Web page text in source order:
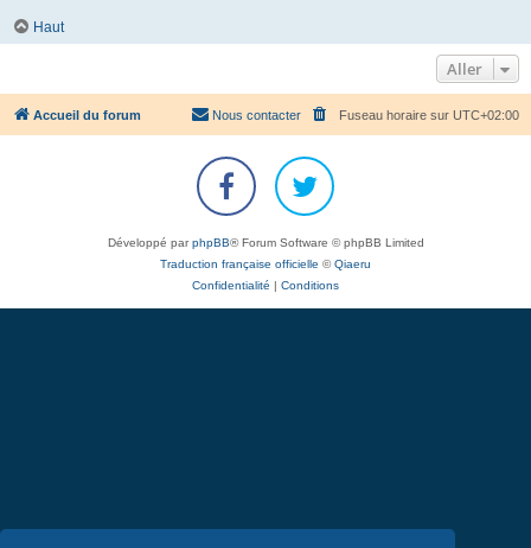
Haut
Aller
Accueil du forum Fuseau horaire sur UTC+02:00
Nous contacter
Développé parphpBB® Forum Software © phpBB Limited
Traduction française officielle ©Qiaeru
Confidentialité
Conditions